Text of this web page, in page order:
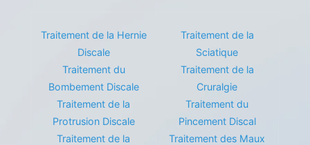
Traitement de la Hernie
Discale
Traitement du
Bombement Discale
Traitement de la
Protrusion Discale
Traitement de la
Traitement de la
Sciatique
Traitement de la
Cruralgie
Traitement du
Pincement Discal
Traitement des Maux